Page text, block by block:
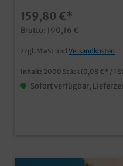
natürlich mit mit Eichstrich und
Germany ab
159,80 €*
Brutto: 190,16 €
zzgl. MwSt und Versandkosten
Inhalt: 2000 Stück (0,08 €* / 1
Sofort verfügbar,